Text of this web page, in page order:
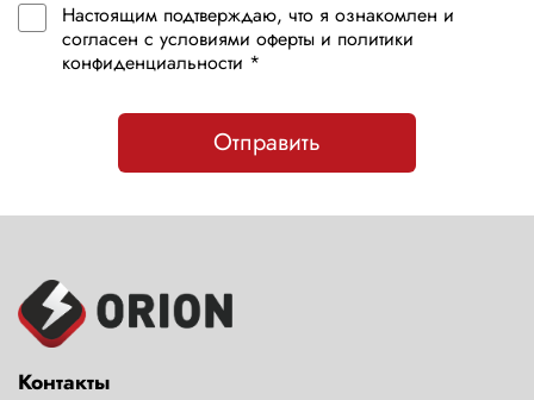
Настоящим подтверждаю, что я ознакомлен и
согласен с условиями оферты и политики
конфиденциальности *
Отправить
Контакты